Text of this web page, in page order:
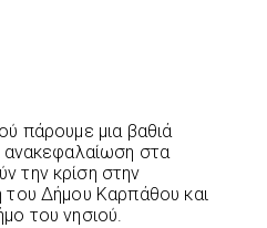
πάρουμε μια βαθιά
ανακεφαλαίωση στα
την κρίση στην
του Δήμου Καρπάθου και
του νησιού.